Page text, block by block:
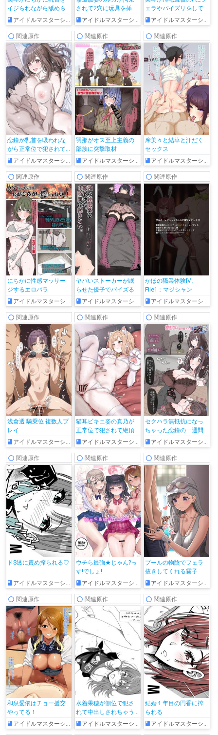
イジられながら舐めら
れたり、キスをしなが
ら手マンされてアクメ
する♡
アイドルマスターシャイニーカラーズ
されて2穴に玩具を挿入
されたり、バニーコス
のあさひがチ◯コの上
で跳ねるイラスト集!!
アイドルマスターシャイニーカラーズ
ェラやパイズリをして
搾精したり、耳元で淫
語を囁いて正常位やバ
ックでイチャラブHする
♡
アイドルマスターシャイニーカラーズ
関連原作
恋鐘が乳首を吸われな
がら正常位で犯されて
気持ちよくなっちゃう!!
アイドルマスターシャイニーカラーズ
関連原作
羽那がオス至上主義の
部族に突撃取材
アイドルマスターシャイニーカラーズ
関連原作
摩美々と結華と汗だく
セックス
アイドルマスターシャイニーカラーズ
関連原作
にちかに性感マッサー
ジするエロバラ
アイドルマスターシャイニーカラーズ
関連原作
ヤバいストーカーが眠
らせた優子でパイズる
アイドルマスターシャイニーカラーズ
関連原作
かほの職業体験IV、
File1：マジシャン
アイドルマスターシャイニーカラーズ
関連原作
浅倉透 騎乗位 複数人プ
レイ
アイドルマスターシャイニーカラーズ
関連原作
猫耳ビキニ姿の真乃が
正常位で犯されて絶頂
しちゃう!!
アイドルマスターシャイニーカラーズ
関連原作
セクハラ無抵抗になっ
ちゃった恋鐘の一週間
アイドルマスターシャイニーカラーズ
関連原作
ドS透に責め搾られる♡
アイドルマスターシャイニーカラーズ
関連原作
ウチら最強★じゃん?っ
す!でしょ!
アイドルマスターシャイニーカラーズ
関連原作
プールの物陰でフェラ
抜きしてくれる霧子
アイドルマスターシャイニーカラーズ
関連原作
和泉愛依はチョー援交
やってる！
アイドルマスターシャイニーカラーズ
関連原作
水着果穂が側位で犯さ
れて中出しされちゃう
♡ アイドルマスターシャイニーカラーズ
関連原作
結婚１年目の円香に搾
られる
アイドルマスターシャイニーカラーズ